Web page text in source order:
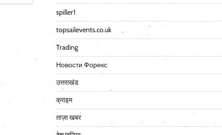
spiller1
topsailevents.co.uk
Trading
Новости Форекс
उत्तराखंड
क्राइम
ताज़ा खबर